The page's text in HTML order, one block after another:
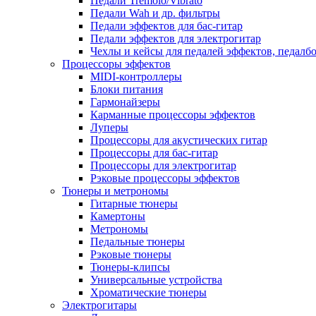
Педали Wah и др. фильтры
Педали эффектов для бас-гитар
Педали эффектов для электрогитар
Чехлы и кейсы для педалей эффектов,
Процессоры эффектов
MIDI-контроллеры
Блоки питания
Гармонайзеры
Карманные процессоры эффектов
Луперы
Процессоры для акустических гитар
Процессоры для бас-гитар
Процессоры для электрогитар
Рэковые процессоры эффектов
Тюнеры и метрономы
Гитарные тюнеры
Камертоны
Метрономы
Педальные тюнеры
Рэковые тюнеры
Тюнеры-клипсы
Универсальные устройства
Хроматические тюнеры
Электрогитары